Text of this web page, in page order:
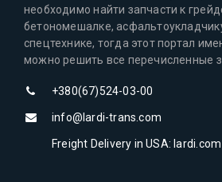
необходимо найти запчасти к
бетономешалке,
спецтехнике, тогда этот портал
можно решить все перечисленные
+380(67)524-03-00
info@lardi-trans.com
Freight Delivery in USA: lardi.com